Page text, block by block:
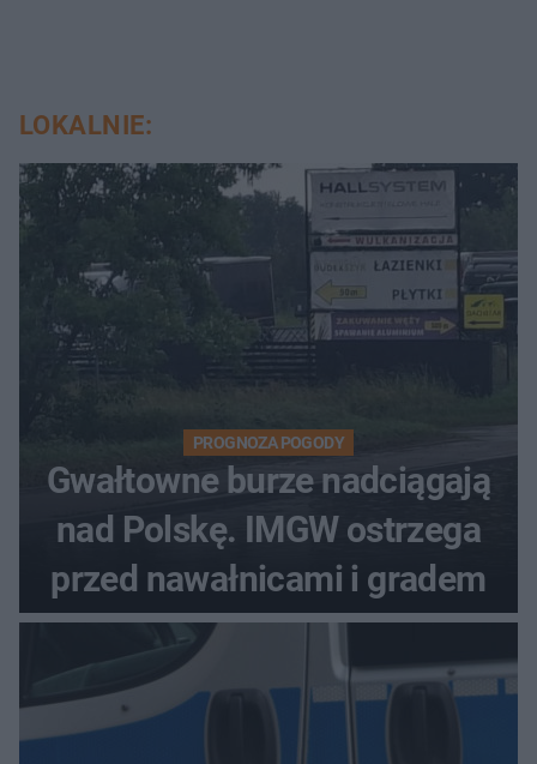
LOKALNIE:
PROGNOZA POGODY
Gwałtowne burze nadciągają
nad Polskę. IMGW ostrzega
przed nawałnicami i gradem